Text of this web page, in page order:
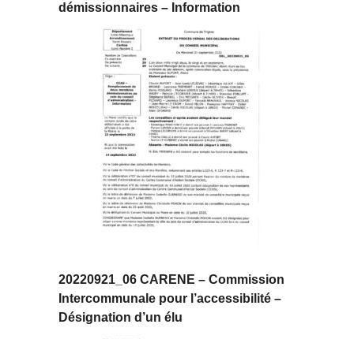
démissionnaires – Information
20220921_06 CARENE – Commission
Intercommunale pour l’accessibilité –
Désignation d’un élu